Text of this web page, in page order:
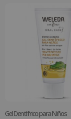
Gel Dentífrico para Niños